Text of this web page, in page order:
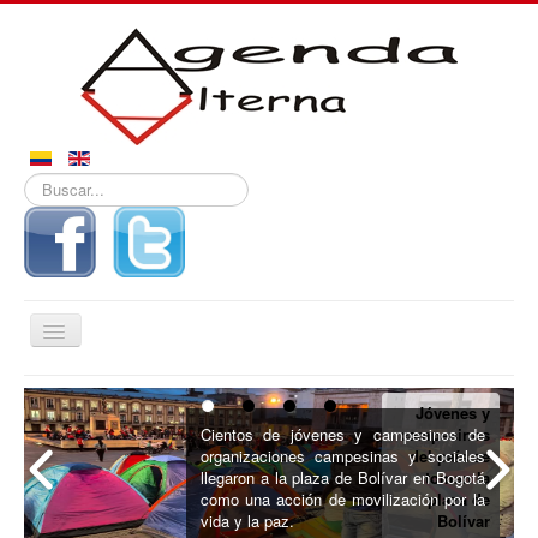
Buscar...
Alternar
navegación
Inicio
Noticias
Derechos
Reportajes
Jóvenes y
campesinos
del país se
toman la
plaza de
Bolívar
Cientos de jóvenes y campesinos de
organizaciones campesinas y sociales
llegaron a la plaza de Bolívar en Bogotá
como una acción de movilización por la
vida y la paz.